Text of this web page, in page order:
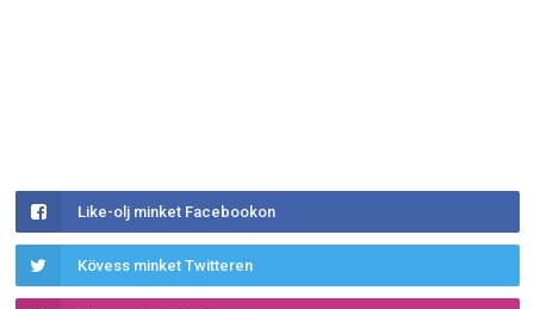
Like-olj minket Facebookon
Kövess minket Twitteren